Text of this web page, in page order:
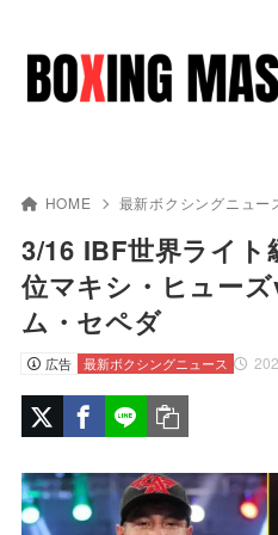
HOME 最新ボクシングニュー
3/16 IBF世界ライト
位マキシ・ヒュー
ム・セペダ
広告 最新ボクシングニュース